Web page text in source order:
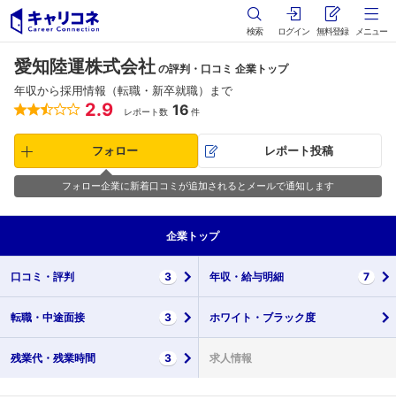
検索 ログイン 無料登録 メニュー
愛知陸運株式会社 の評判・口コミ 企業トップ
年収から採用情報（転職・新卒就職）まで
2.9 レポート数 16 件
フォロー レポート投稿
フォロー企業に新着口コミが追加されるとメールで通知します
企業 トップ
口コミ・ 評判 3 年収・ 給与明細 7
転職・ 中途面接 3 ホワイト・ ブラック度
残業代・ 残業時間 3 求人情報